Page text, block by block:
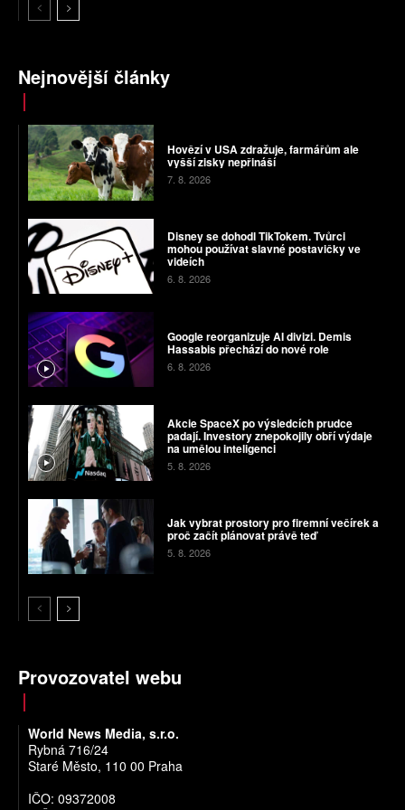
Nejnovější články
Hovězí v USA zdražuje, farmářům ale
vyšší zisky nepřináší
7. 8. 2026
Disney se dohodl TikTokem. Tvůrci
mohou používat slavné postavičky ve
videích
6. 8. 2026
Google reorganizuje AI divizi. Demis
Hassabis přechází do nové role
6. 8. 2026
Akcie SpaceX po výsledcích prudce
padají. Investory znepokojily obří výdaje
na umělou inteligenci
5. 8. 2026
Jak vybrat prostory pro firemní večírek a
proč začít plánovat právě teď
5. 8. 2026
Provozovatel webu
World News Media, s.r.o.
Rybná 716/24
Staré Město, 110 00 Praha
IČO: 09372008